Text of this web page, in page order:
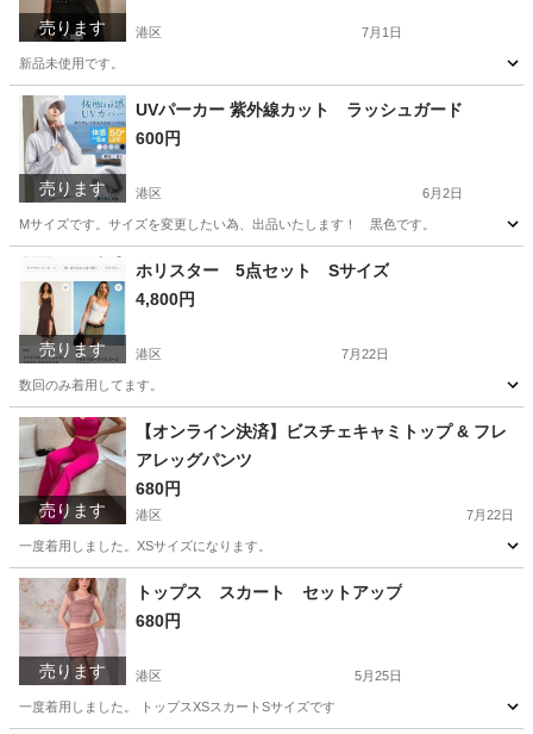
売ります 港区 7月1日
新品未使用です。
東京 港区 シャツ 新品
売ります
UVパーカー 紫外線カット ラッシュガード
600円
港区 6月2日
Mサイズです。サイズを変更したい為、出品いたします！ 黒色です。
東京 港区 パーカー ラッシュガード
売ります
ホリスター 5点セット Sサイズ
4,800円
港区 7月22日
数回のみ着用してます。
東京 港区 ワンピース ホリスター
売ります
【オンライン決済】ビスチェキャミトップ & フレ
アレッグパンツ
680円
港区 7月22日
一度着用しました。XSサイズになります。
東京 港区 ボトムス
売ります
トップス スカート セットアップ
680円
港区 5月25日
一度着用しました。 トップスXSスカートSサイズです